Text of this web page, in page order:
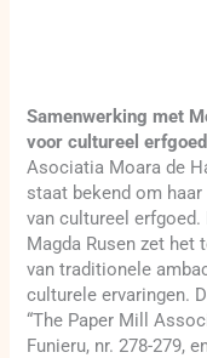
Samenwerking met
voor cultureel erfgoed
Asociatia Moara de
staat bekend om
van cultureel
Magda Rusen zet het
van traditionele
culturele ervaringen.
“The Paper Mill
Funieru, nr. 278-279,